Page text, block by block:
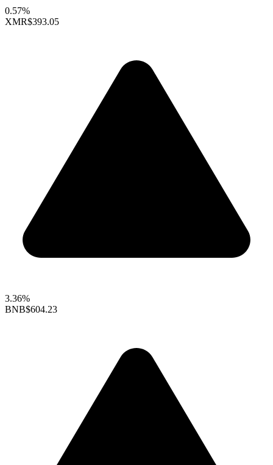
0.57%
XMR$393.05
3.36%
BNB$604.23